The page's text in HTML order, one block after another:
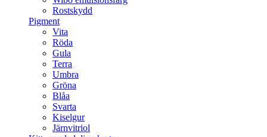
Rostskydd
Pigment
Vita
Röda
Gula
Terra
Umbra
Gröna
Blåa
Svarta
Kiselgur
Järnvitriol